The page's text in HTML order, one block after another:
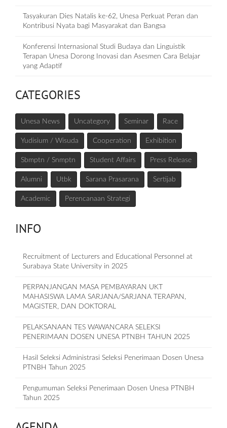
Tasyakuran Dies Natalis ke-62, Unesa Perkuat Peran dan
Kontribusi Nyata bagi Masyarakat dan Bangsa
Konferensi Internasional Studi Budaya dan Linguistik
Terapan Unesa Dorong Inovasi dan Asesmen Cara Belajar
yang Adaptif
CATEGORIES
Unesa News Uncategory Seminar Race
Yudisium / Wisuda Cooperation Exhibition
Sbmptn / Snmptn Student Affairs Press Release
Alumni Utbk Sarana Prasarana Sertijab
Academic Perencanaan Strategi
INFO
Recruitment of Lecturers and Educational Personnel at
Surabaya State University in 2025
PERPANJANGAN MASA PEMBAYARAN UKT
MAHASISWA LAMA SARJANA/SARJANA TERAPAN,
MAGISTER, DAN DOKTORAL
PELAKSANAAN TES WAWANCARA SELEKSI
PENERIMAAN DOSEN UNESA PTNBH TAHUN 2025
Hasil Seleksi Administrasi Seleksi Penerimaan Dosen Unesa
PTNBH Tahun 2025
Pengumuman Seleksi Penerimaan Dosen Unesa PTNBH
Tahun 2025